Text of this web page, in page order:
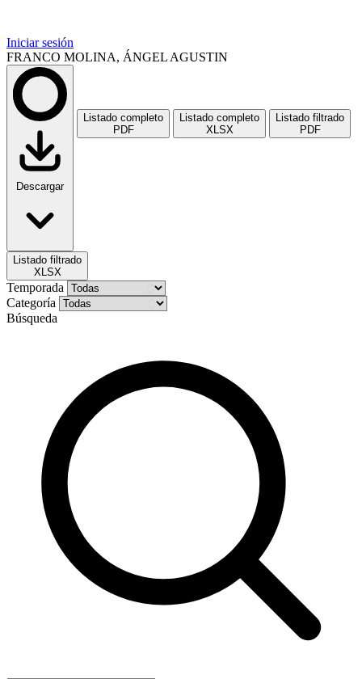
Iniciar sesión
FRANCO MOLINA, ÁNGEL AGUSTIN
Descargar
Listado completo
PDF
Listado completo
XLSX
Listado filtrado
PDF
Listado filtrado
XLSX
Temporada
Categoría
Búsqueda